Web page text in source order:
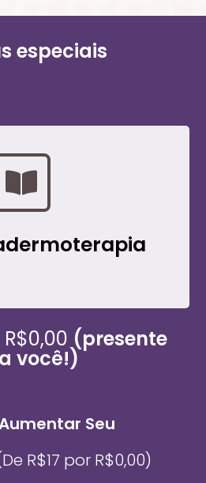
especiais
(presente
você!)
Seu
R$17 por R$0,00)